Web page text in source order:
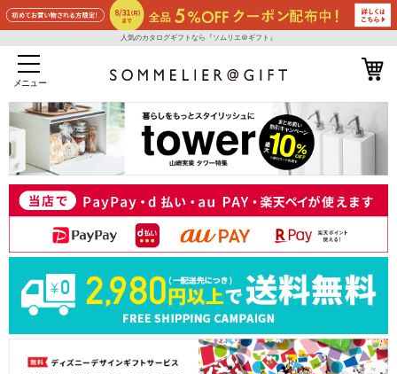
人気のカタログギフトなら『ソムリエ＠ギフト』
メニュー